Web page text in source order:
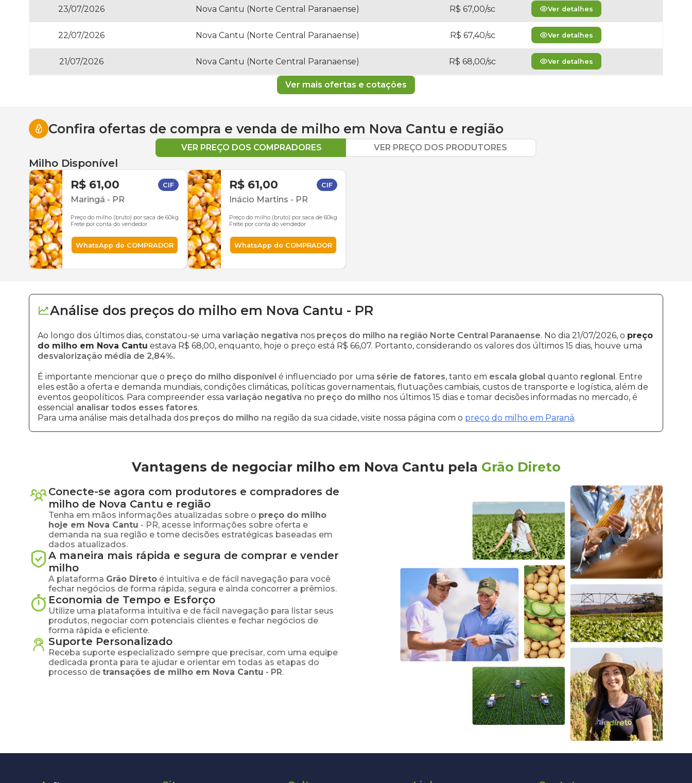
23/07/2026 Nova Cantu (Norte Central Paranaense) R$ 67,00/sc Ver detalhes
22/07/2026 Nova Cantu (Norte Central Paranaense) R$ 67,40/sc Ver detalhes
21/07/2026 Nova Cantu (Norte Central Paranaense) R$ 68,00/sc Ver detalhes
Ver mais ofertas e cotações
Confira ofertas de compra e venda de milho em Nova Cantu e região
VER PREÇO DOS COMPRADORES VER PREÇO DOS PRODUTORES
Milho Disponível
R$ 61,00 CIF
Maringá - PR
Preço do milho (bruto) por saca de 60kg
Frete por conta do vendedor
WhatsApp do COMPRADOR
R$ 61,00 CIF
Inácio Martins - PR
Preço do milho (bruto) por saca de 60kg
Frete por conta do vendedor
WhatsApp do COMPRADOR
Análise dos preços do milho em Nova Cantu - PR
Ao longo dos últimos dias, constatou-se uma variação negativa nos preços do milho na região Norte Central Paranaense. No dia 21/07/2026, o preço
do milho em Nova Cantu estava R$ 68,00, enquanto, hoje o preço está R$ 66,07. Portanto, considerando os valores dos últimos 15 dias, houve uma
desvalorização média de 2,84%.
É importante mencionar que o preço do milho disponível é influenciado por uma série de fatores, tanto em escala global quanto regional. Entre
eles estão a oferta e demanda mundiais, condições climáticas, políticas governamentais, flutuações cambiais, custos de transporte e logística, além de
eventos geopolíticos. Para compreender essa variação negativa no preço do milho nos últimos 15 dias e tomar decisões informadas no mercado, é
essencial analisar todos esses fatores.
Para uma análise mais detalhada dos preços do milho na região da sua cidade, visite nossa página com o preço do milho em Paraná.
Vantagens de negociar milho em Nova Cantu pela Grão Direto
Conecte-se agora com produtores e compradores de
milho de Nova Cantu e região
Tenha em mãos informações atualizadas sobre o preço do milho
hoje em Nova Cantu - PR, acesse informações sobre oferta e
demanda na sua região e tome decisões estratégicas baseadas em
dados atualizados.
A maneira mais rápida e segura de comprar e vender
milho
A plataforma Grão Direto é intuitiva e de fácil navegação para você
fechar negócios de forma rápida, segura e ainda concorrer a prêmios.
Economia de Tempo e Esforço
Utilize uma plataforma intuitiva e de fácil navegação para listar seus
produtos, negociar com potenciais clientes e fechar negócios de
forma rápida e eficiente.
Suporte Personalizado
Receba suporte especializado sempre que precisar, com uma equipe
dedicada pronta para te ajudar e orientar em todas as etapas do
processo de transações de milho em Nova Cantu - PR.